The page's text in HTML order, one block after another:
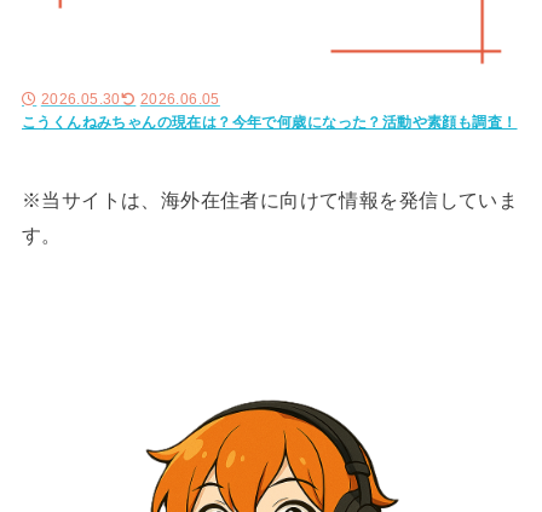
2026.05.30 2026.06.05
こうくんねみちゃんの現在は？今年で何歳になった？活動や素顔も調査！
※当サイトは、海外在住者に向けて情報を発信していま
す。